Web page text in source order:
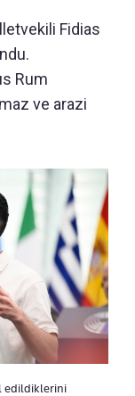
Fidias
Rum
ve arazi
edildiklerini